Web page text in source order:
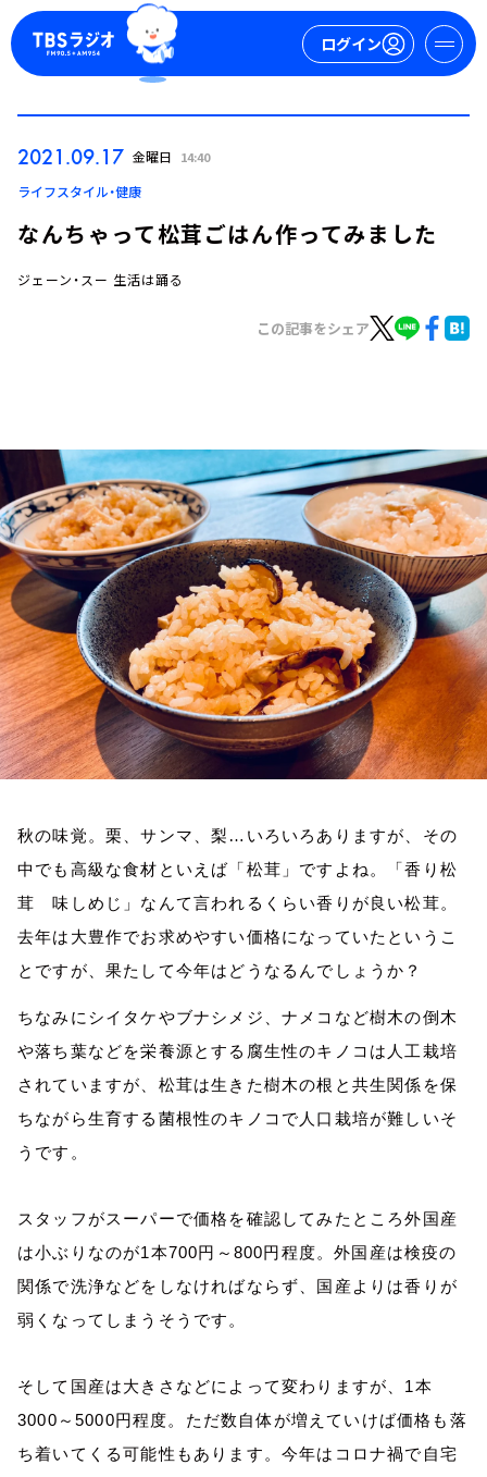
ログイン
ログイン
トピックス
TBS Podcast
お知らせ
イベント・グッズ
YouTube
会社情報
2021.09.17 金曜日 14:40
ライフスタイル・健康
なんちゃって松茸ごはん作ってみました
ジェーン・スー 生活は踊る
この記事をシェア
秋の味覚。栗、サンマ、梨…いろいろありますが、その
中でも高級な食材といえば「松茸」ですよね。「香り松
茸 味しめじ」なんて言われるくらい香りが良い松茸。
去年は大豊作でお求めやすい価格になっていたというこ
とですが、果たして今年はどうなるんでしょうか？
ちなみにシイタケやブナシメジ、ナメコなど樹木の倒木
や落ち葉などを栄養源とする腐生性のキノコは人工栽培
されていますが、松茸は生きた樹木の根と共生関係を保
ちながら生育する菌根性のキノコで人口栽培が難しいそ
うです。
スタッフがスーパーで価格を確認してみたところ外国産
は小ぶりなのが1本700円～ 800円程度。外国産は検疫の
関係で洗浄などをしなければならず、国産よりは香りが
弱くなってしまうそうです。
そして国産は大きさなどによって変わりますが、 1本
3000 ～5000円程度。ただ数自体が増えていけば価格も落
ち着いてくる可能性もあります。今年はコロナ禍で自宅